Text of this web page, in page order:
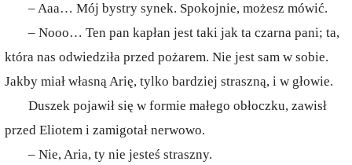
– Aaa… Mój bystry synek. Spokojnie, możesz mówić.
– Nooo… Ten pan kapłan jest taki jak ta czarna pani; ta,
która nas odwiedziła przed pożarem. Nie jest sam w sobie.
Jakby miał własną Arię, tylko bardziej straszną, i w głowie.
Duszek pojawił się w formie małego obłoczku, zawisł
przed Eliotem i zamigotał nerwowo.
– Nie, Aria, ty nie jesteś straszny.